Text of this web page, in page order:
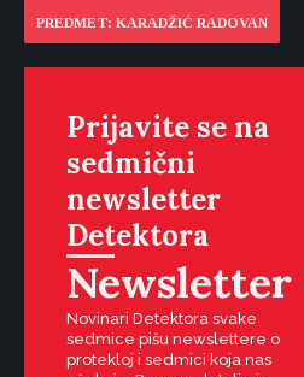
PREDMET: KARADŽIĆ RADOVAN
Prijavite se na
sedmični
newsletter
Detektora
Newsletter
Novinari Detektora svake
sedmice pišu newslettere o
protekloj i sedmici koja nas